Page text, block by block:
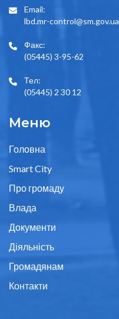
Email:
lbd.mr-control@sm.gov.ua
Факс:
(05445) 3-95-62
Тел:
(05445) 2 30 12
Меню
Головна
Smart City
Про громаду
Влада
Документи
Діяльність
Громадянам
Контакти